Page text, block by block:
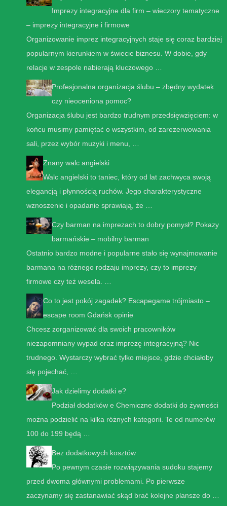
Imprezy integracyjne dla firm – wieczory tematyczne
– imprezy integracyjne i firmowe
Organizowanie imprez integracyjnych staje się coraz bardziej
popularnym kierunkiem w świecie biznesu. W dobie, gdy
relacje w zespole nabierają kluczowego …
Profesjonalna organizacja ślubu – zbędny wydatek
czy nieoceniona pomoc?
Organizacja ślubu jest bardzo trudnym przedsięwzięciem: w
końcu musimy pamiętać o wszystkim, od zarezerwowania
sali, przez wybór muzyki i menu, …
Znany walc angielski
Walc angielski to taniec, który od lat zachwyca swoją
elegancją i płynnością ruchów. Jego charakterystyczne
wznoszenie i opadanie sprawiają, że …
Czy barman na imprezach to dobry pomysł? Pokazy
barmańskie – mobilny barman
Ostatnio bardzo modne i popularne stało się wynajmowanie
barmana na różnego rodzaju imprezy, czy to imprezy
firmowe czy też wesela. …
Co to jest pokój zagadek? Escapegame trójmiasto –
escape room Gdańsk opinie
Chcesz zorganizować dla swoich pracowników
niezapomniany wypad oraz imprezę integracyjną? Nic
trudnego. Wystarczy wybrać tylko miejsce, gdzie chciałoby
się pojechać, …
Jak dzielimy dodatki e?
Podział dodatków e Chemiczne dodatki do żywności
można podzielić na kilka różnych kategorii. Te od numerów
100 do 199 będą …
Bez dodatkowych kosztów
Po pewnym czasie rozwiązywania sudoku stajemy
przed dwoma głównymi problemami. Po pierwsze
zaczynamy się zastanawiać skąd brać kolejne plansze do …